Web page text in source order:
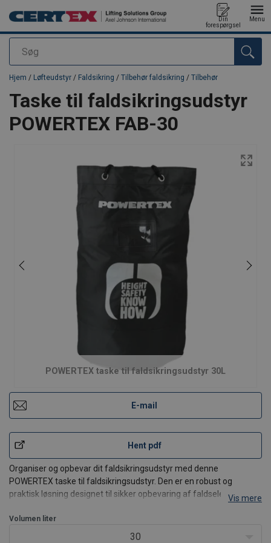
Søg
Din
forespørgsel
Menu
Produktet blev tilføjet til din forespørgsel
Hjem / Løfteudstyr / Faldsikring / Tilbehør faldsikring / Tilbehør
Taske til faldsikringsudstyr
POWERTEX FAB-30
POWERTEX taske til faldsikringsudstyr 30L
E-mail
Hent pdf
Organiser og opbevar dit faldsikringsudstyr med denne
POWERTEX taske til faldsikringsudstyr. Den er en robust og
praktisk løsning designet til sikker opbevaring af faldseler,
Produktegenskaber:
Holdbar konstruktion: Fremstillet af højkvalitets
Vis mere
Volumen liter
30